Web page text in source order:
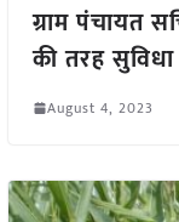
ग्राम पंचायत
की तरह
August 4, 2023